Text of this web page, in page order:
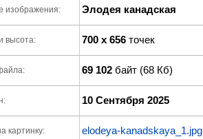
изображения: Элодея канадская
высота: 700 x 656 точек
69 102 байт (68 Кб)
10 Сентября 2025
картинку: elodeya-kanadskaya_1.jpg